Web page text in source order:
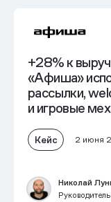
+28% к
«Афиша»
рассылки,
и игровые
Кейс 2 июня
Николай